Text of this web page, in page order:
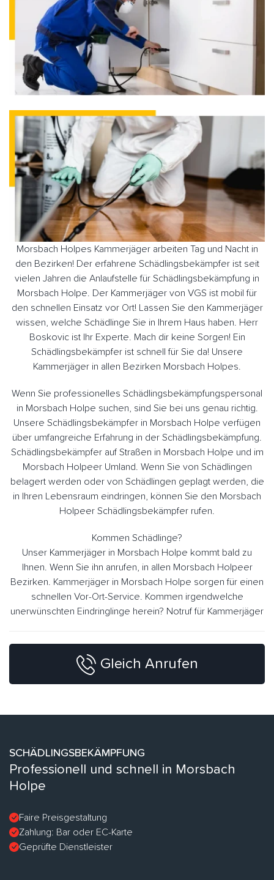
Morsbach Holpes Kammerjäger arbeiten Tag und Nacht in
den Bezirken! Der erfahrene Schädlingsbekämpfer ist seit
vielen Jahren die Anlaufstelle für Schädlingsbekämpfung in
Morsbach Holpe. Der Kammerjäger von VGS ist mobil für
den schnellen Einsatz vor Ort! Lassen Sie den Kammerjäger
wissen, welche Schädlinge Sie in Ihrem Haus haben. Herr
Boskovic ist Ihr Experte. Mach dir keine Sorgen! Ein
Schädlingsbekämpfer ist schnell für Sie da! Unsere
Kammerjäger in allen Bezirken Morsbach Holpes.
Wenn Sie professionelles Schädlingsbekämpfungspersonal
in Morsbach Holpe suchen, sind Sie bei uns genau richtig.
Unsere Schädlingsbekämpfer in Morsbach Holpe verfügen
über umfangreiche Erfahrung in der Schädlingsbekämpfung.
Schädlingsbekämpfer auf Straßen in Morsbach Holpe und im
Morsbach Holpeer Umland. Wenn Sie von Schädlingen
belagert werden oder von Schädlingen geplagt werden, die
in Ihren Lebensraum eindringen, können Sie den Morsbach
Holpeer Schädlingsbekämpfer rufen.
Kommen Schädlinge?
Unser Kammerjäger in Morsbach Holpe kommt bald zu
Ihnen. Wenn Sie ihn anrufen, in allen Morsbach Holpeer
Bezirken. Kammerjäger in Morsbach Holpe sorgen für einen
schnellen Vor-Ort-Service. Kommen irgendwelche
unerwünschten Eindringlinge herein? Notruf für Kammerjäger
Gleich Anrufen
SCHÄDLINGSBEKÄMPFUNG
Professionell und schnell in Morsbach
Holpe
Faire Preisgestaltung
Zahlung: Bar oder EC-Karte
Geprüfte Dienstleister